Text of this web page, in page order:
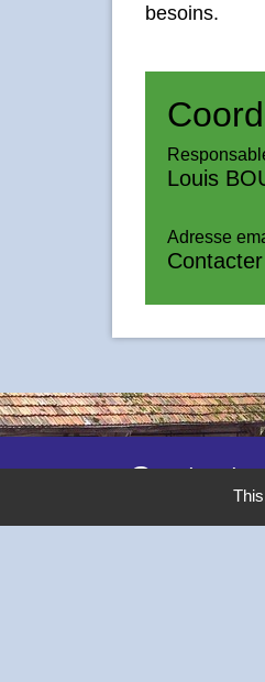
besoins.
Louis
Adresse
Contacts
Commune de